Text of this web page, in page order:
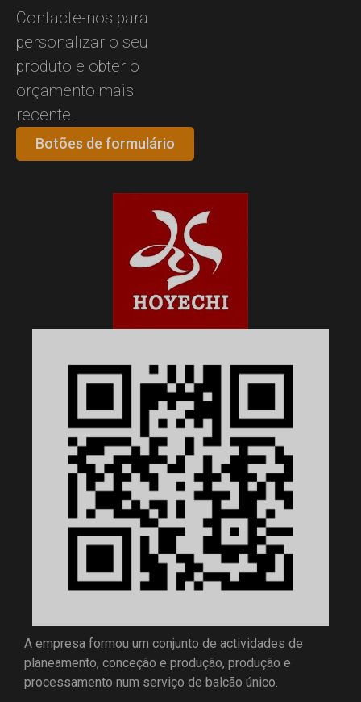
Contacte-nos para
personalizar o seu
produto e obter o
orçamento mais
recente.
Botões de formulário
A empresa formou um conjunto de actividades de
planeamento, conceção e produção, produção e
processamento num serviço de balcão único.